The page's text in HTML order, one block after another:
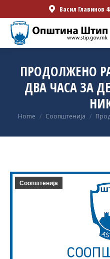
Васил Главинов
ПРОДОЛЖЕНО
ДВА ЧАСА ЗА
You are here:
Home Соопштенија
Соопштенија